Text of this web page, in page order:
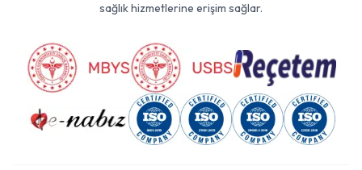
sağlık hizmetlerine erişim sağlar.